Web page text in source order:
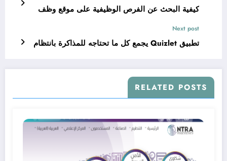
كيفية البحث عن الفرص الوظيفية على موقع وظف
Next post
تطبيق Quizlet يجمع كل ما تحتاجه للمذاكرة بانتظام
RELATED POSTS